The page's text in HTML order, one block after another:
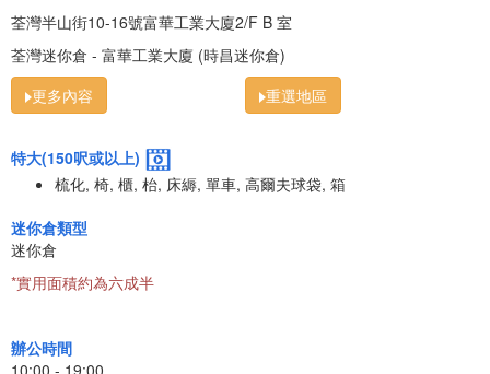
荃灣半山街10-16號富華工業大廈2/F B 室
荃灣迷你倉 - 富華工業大廈 (時昌迷你倉)
更多內容
重選地區
特大(150呎或以上)
梳化, 椅, 櫃, 枱, 床縟, 單車, 高爾夫球袋, 箱
迷你倉類型
迷你倉
*實用面積約為六成半
辦公時間